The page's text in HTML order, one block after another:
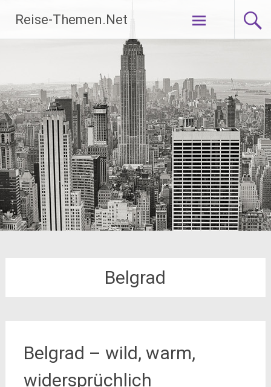
Inhalt
springen
Reise-Themen.Net
Belgrad
Belgrad – wild, warm,
widersprüchlich